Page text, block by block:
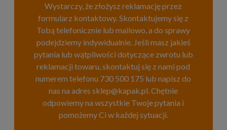
Wystarczy, że złożysz reklamację przez
formularz kontaktowy. Skontaktujemy się z
Tobą telefonicznie lub mailowo, a do sprawy
podejdziemy indywidualnie. Jeśli masz jakieś
pytania lub wątpliwości dotyczące zwrotu lub
reklamacji towaru, skontaktuj się z nami pod
numerem telefonu 730 500 175 lub napisz do
nas na adres sklep@kapak.pl. Chętnie
odpowiemy na wszystkie Twoje pytania i
pomożemy Ci w każdej sytuacji.